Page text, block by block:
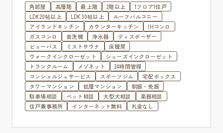
角部屋 高層階 最上階 2階以上
1フロア1住戸
LDK20帖以上
LDK30帖以上
ルーフバルコニー
アイランドキッチン
カウンターキッチン
IHコンロ
ガスコンロ
食洗機 浄水器
ディスポーザー
ビューバス
ミストサウナ
床暖房
ウォークインクローゼット
シューズインクローゼット
トランクルーム
メゾネット
24時間管理
コンシェルジュサービス
スポーツジム
宅配ボックス
タワーマンション
低層マンション
制振・免振
駐車場相談
ペット相談 大型犬相談
楽器相談
住戸兼事務所
インターネット無料 礼金なし